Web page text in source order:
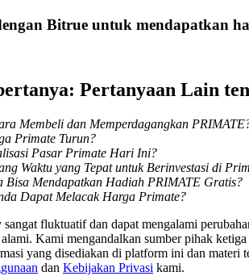
Salinan
keuntungan dan komisi copy trading
Bitrue untuk mendapatkan
Pertanyaan Lain
Membeli dan Memperdagangkan
Primate Turun?
Pasar Primate Hari Ini?
Waktu yang Tepat untuk Berinvestasi di
Bisa Mendapatkan Hadiah PRIMATE Gratis?
Dapat Melacak Harga Primate?
fluktuatif dan dapat mengalami
Kami mengandalkan sumber pihak
yang disediakan di platform ini dan
dan Kebijakan Privasi kami.